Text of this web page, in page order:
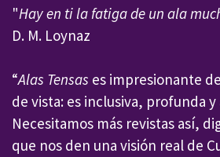
"Hay en ti la fatiga de un ala
D. M. Loynaz
“Alas Tensas es impresionante
de vista: es inclusiva, profunda
Necesitamos más revistas así,
que nos den una visión real de